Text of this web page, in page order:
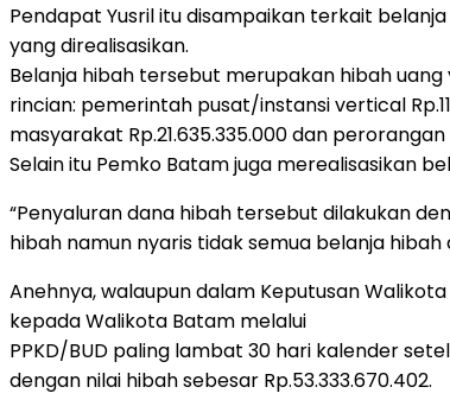
Pendapat Yusril itu disampaikan terkait
yang direalisasikan.
Belanja hibah tersebut merupakan hibah
rincian: pemerintah pusat/instansi vertical
masyarakat Rp.21.635.335.000 dan perorangan
Selain itu Pemko Batam juga merealisasikan
“Penyaluran dana hibah tersebut dilakukan
hibah namun nyaris tidak semua belanja hibah
Anehnya, walaupun dalam Keputusan
kepada Walikota Batam melalui
PPKD/BUD paling lambat 30 hari kalender
dengan nilai hibah sebesar Rp.53.333.670.402.